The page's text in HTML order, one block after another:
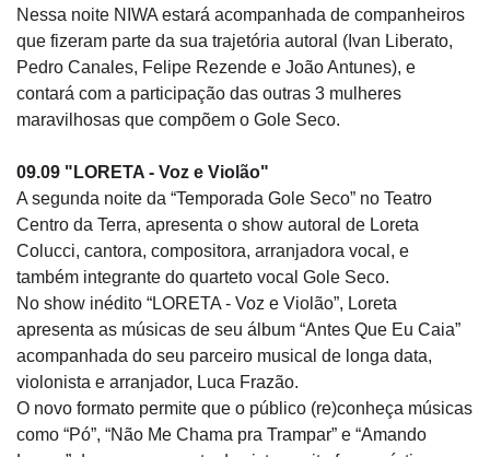
Nessa noite NIWA estará acompanhada de companheiros
que fizeram parte da sua trajetória autoral (Ivan Liberato,
Pedro Canales, Felipe Rezende e João Antunes), e
contará com a participação das outras 3 mulheres
maravilhosas que compõem o Gole Seco.
09.09 "LORETA - Voz e Violão"
A segunda noite da “Temporada Gole Seco” no Teatro
Centro da Terra, apresenta o show autoral de Loreta
Colucci, cantora, compositora, arranjadora vocal, e
também integrante do quarteto vocal Gole Seco.
No show inédito “LORETA - Voz e Violão”, Loreta
apresenta as músicas de seu álbum “Antes Que Eu Caia”
acompanhada do seu parceiro musical de longa data,
violonista e arranjador, Luca Frazão.
O novo formato permite que o público (re)conheça músicas
como “Pó”, “Não Me Chama pra Trampar” e “Amando